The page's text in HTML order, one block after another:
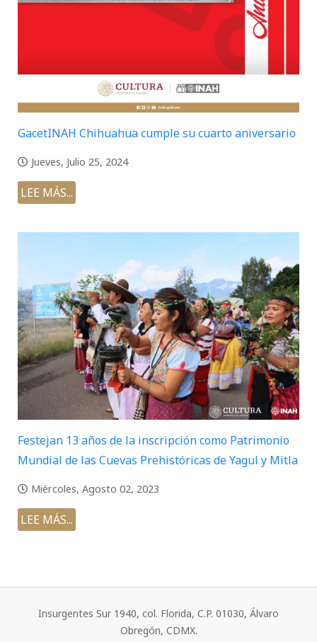
GacetINAH Chihuahua cumple su cuarto aniversario
Jueves, Julio 25, 2024
LEE MÁS...
Festejan 13 años de la inscripción como Patrimonio
Mundial de las Cuevas Prehistóricas de Yagul y Mitla
Miércoles, Agosto 02, 2023
LEE MÁS...
Insurgentes Sur 1940, col. Florida, C.P. 01030, Álvaro
Obregón, CDMX.